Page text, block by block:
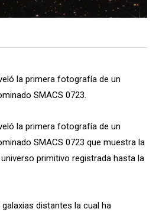
la primera fotografía de un
SMACS 0723.
la primera fotografía de un
SMACS 0723 que muestra la
primitivo registrada hasta la
distantes la cual ha